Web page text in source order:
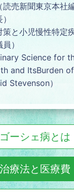
売新聞東京本社
策と小児慢性特定
）
Science for
and ItsBurden
Stevenson）
ゴーシェ病とは
治療法と医療費